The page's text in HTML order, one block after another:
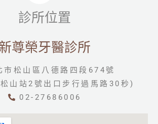
診所位置
尊榮牙醫診所
市松山區八德路四段674號
站2號出口步行過馬路30秒)
02-27686006